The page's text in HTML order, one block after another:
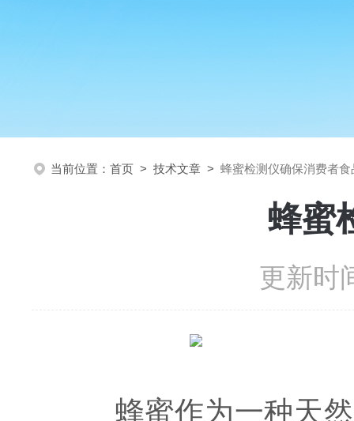
当前位置： 首页 > 技术文章 > 蜂蜜检测仪确保消费者食
蜂蜜
更新时
蜂蜜作为一种天然